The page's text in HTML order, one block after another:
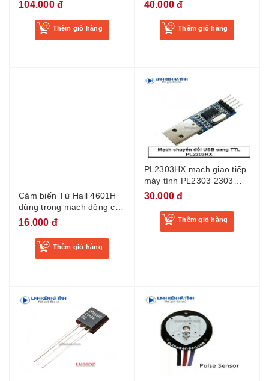
104.000 đ
Thêm giỏ hàng
40.000 đ
Thêm giỏ hàng
Cảm biến Từ Hall 4601H
dùng trong mạch động cơ
xe điện
16.000 đ
Thêm giỏ hàng
PL2303HX mạch giao tiếp
máy tính PL2303 2303
giao tiếp MCU
30.000 đ
Thêm giỏ hàng